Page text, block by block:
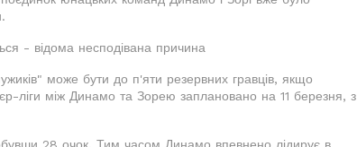
- відома несподівана причина
може бути до п'яти резервних гравців, якщо
ліги між Динамо та Зорею заплановано на 11 березня, з